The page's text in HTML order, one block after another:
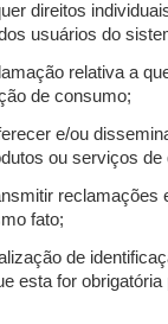
direitos
usuários do
relativa a
de consumo;
e/ou
ou serviços de
reclamações
fato;
de
esta for obrigatória